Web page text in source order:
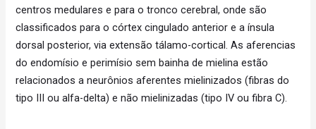
centros medulares e para o tronco cerebral, onde são
classificados para o córtex cingulado anterior e a ínsula
dorsal posterior, via extensão tálamo-cortical. As aferencias
do endomísio e perimísio sem bainha de mielina estão
relacionados a neurônios aferentes mielinizados (fibras do
tipo III ou alfa-delta) e não mielinizadas (tipo IV ou fibra C).